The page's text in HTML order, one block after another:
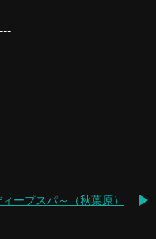
ープスパ～（秋葉原）